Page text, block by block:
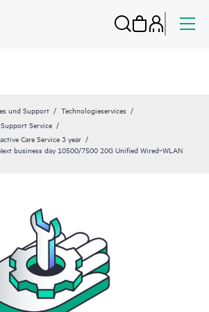
und Support
Technologieservices
Service
Care Service 3 year
business day 10500/7500 20G Unified Wired‑WLAN